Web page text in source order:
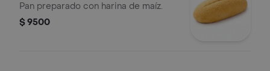
Pan preparado con harina de maíz.
$ 9500